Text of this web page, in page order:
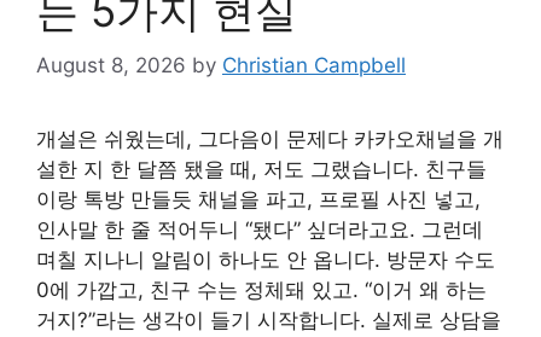
는 5가지 현실
August 8, 2026 by Christian Campbell
개설은 쉬웠는데, 그다음이 문제다 카카오채널을 개
설한 지 한 달쯤 됐을 때, 저도 그랬습니다. 친구들
이랑 톡방 만들듯 채널을 파고, 프로필 사진 넣고,
인사말 한 줄 적어두니 “됐다” 싶더라고요. 그런데
며칠 지나니 알림이 하나도 안 옵니다. 방문자 수도
0에 가깝고, 친구 수는 정체돼 있고. “이거 왜 하는
거지?”라는 생각이 들기 시작합니다. 실제로 상담을